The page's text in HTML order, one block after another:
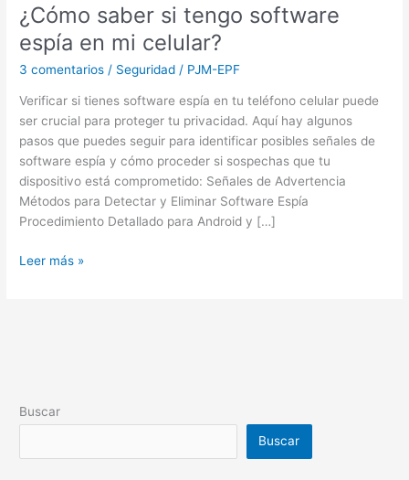
¿Cómo saber si tengo software
espía en mi celular?
3 comentarios / Seguridad / PJM-EPF
Verificar si tienes software espía en tu teléfono celular puede
ser crucial para proteger tu privacidad. Aquí hay algunos
pasos que puedes seguir para identificar posibles señales de
software espía y cómo proceder si sospechas que tu
dispositivo está comprometido: Señales de Advertencia
Métodos para Detectar y Eliminar Software Espía
Procedimiento Detallado para Android y […]
Leer más »
Buscar
Buscar